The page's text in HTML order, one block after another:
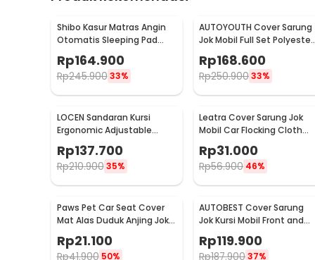
Shibo Kasur Matras Angin
Otomatis Sleeping Pad
Travel Single with Pump -
SB502
Rp164.900
Rp245.900 33%
AUTOYOUTH Cover Sarung
Jok Mobil Full Set Polyester
Universal Premium - R10
Rp168.600
Rp250.90033%
LOCEN Sandaran Kursi
Ergonomic Adjustable
Lumbar Back Support -
TY3120
Rp137.700
Rp210.900 35%
Leatra Cover Sarung Jok
Mobil Car Flocking Cloth
Universal Premium Front -
S15
Rp31.000
Rp56.900 46%
Paws Pet Car Seat Cover
Mat Alas Duduk Anjing Jok
Rp21.100
Rp41.900 50%
AUTOBEST Cover Sarung
Jok Kursi Mobil Front and
Rp119.900
Rp187.90037%